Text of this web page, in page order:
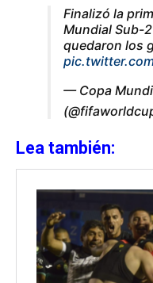
Finalizó la
Mundial Sub-
quedaron los
— Copa
Lea también: